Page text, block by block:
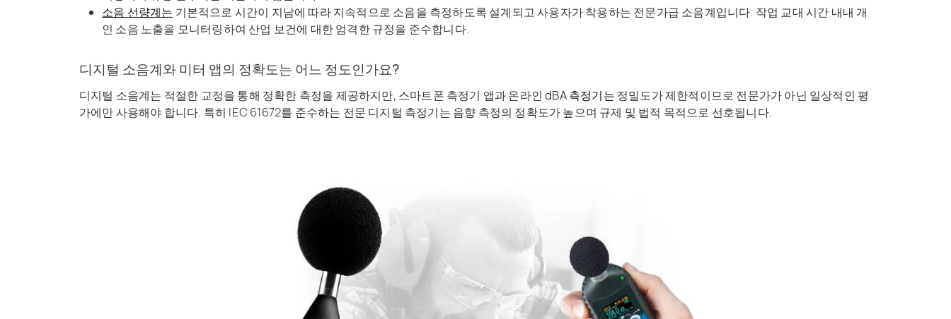
소음 선량계는 기본적으로 시간이 지남에 따라 지속적으로 소음을 측정하도록 설계되고 사용자가 착용하는 전문가급 소음계입니다. 작업 교대 시간 내내 개
인 소음 노출을 모니터링하여 산업 보건에 대한 엄격한 규정을 준수합니다.
디지털 소음계와 미터 앱의 정확도는 어느 정도인가요?
디지털 소음계는 적절한 교정을 통해 정확한 측정을 제공하지만, 스마트폰 측정기 앱과 온라인dBA 측정기는 정밀도가 제한적이므로 전문가가 아닌 일상적인 평
가에만 사용해야 합니다. 특히 IEC 61672를 준수하는 전문 디지털 측정기는 음향 측정의 정확도가 높으며 규제 및 법적 목적으로 선호됩니다.